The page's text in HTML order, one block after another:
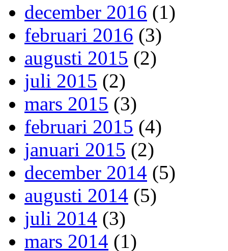
december 2016 (1)
februari 2016 (3)
augusti 2015 (2)
juli 2015 (2)
mars 2015 (3)
februari 2015 (4)
januari 2015 (2)
december 2014 (5)
augusti 2014 (5)
juli 2014 (3)
mars 2014 (1)